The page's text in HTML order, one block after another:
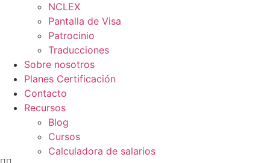
NCLEX
Pantalla de Visa
Patrocinio
Traducciones
Sobre nosotros
Planes Certificación
Contacto
Recursos
Blog
Cursos
Calculadora de salarios